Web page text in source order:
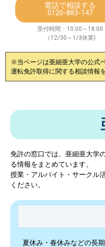
電話で相談する
0120-883-147
受付時間：10:00～18:00
（12/30～1/3休業)
※当ページは亜細亜大学の公式
運転免許取得に関する相談情報
免許の窓口では、 亜細亜大学
る情報をまとめています。
授業・アルバイト・サークル
ください。
夏休み・春休みなどの長